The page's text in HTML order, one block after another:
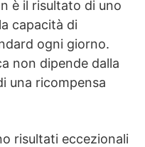
è il risultato di uno
capacità di
ogni giorno.
non dipende dalla
una ricompensa
risultati eccezionali